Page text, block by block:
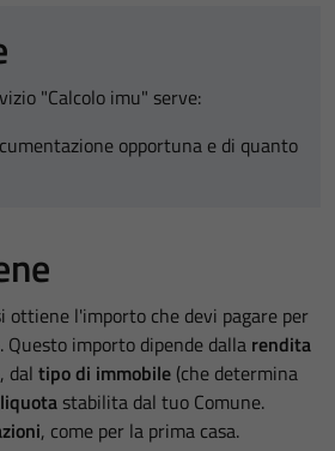
"Calcolo imu" serve:
opportuna e di quanto
ottiene l'importo che devi pagare per
Questo importo dipende dalla rendita
dal tipo di immobile (che determina
stabilita dal tuo Comune.
, come per la prima casa.